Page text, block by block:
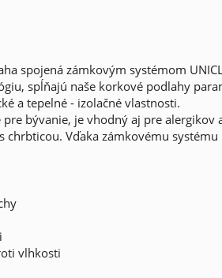
spojená zámkovým systémom
spĺňajú naše korkové podlahy
a tepelné - izolačné vlastnosti.
bývanie, je vhodný aj pre alergikov
Vďaka zámkovému systému
vlhkosti